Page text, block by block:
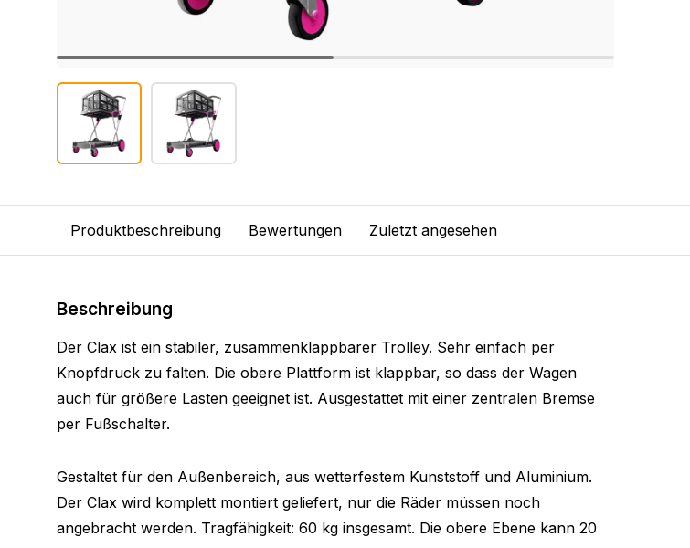
Produktbeschreibung Bewertungen Zuletzt angesehen
Beschreibung
Der Clax ist ein stabiler, zusammenklappbarer Trolley. Sehr einfach per
Knopfdruck zu falten. Die obere Plattform ist klappbar, so dass der Wagen
auch für größere Lasten geeignet ist. Ausgestattet mit einer zentralen Bremse
per Fußschalter.
Gestaltet für den Außenbereich, aus wetterfestem Kunststoff und Aluminium.
Der Clax wird komplett montiert geliefert, nur die Räder müssen noch
angebracht werden. Tragfähigkeit: 60 kg insgesamt. Die obere Ebene kann 20